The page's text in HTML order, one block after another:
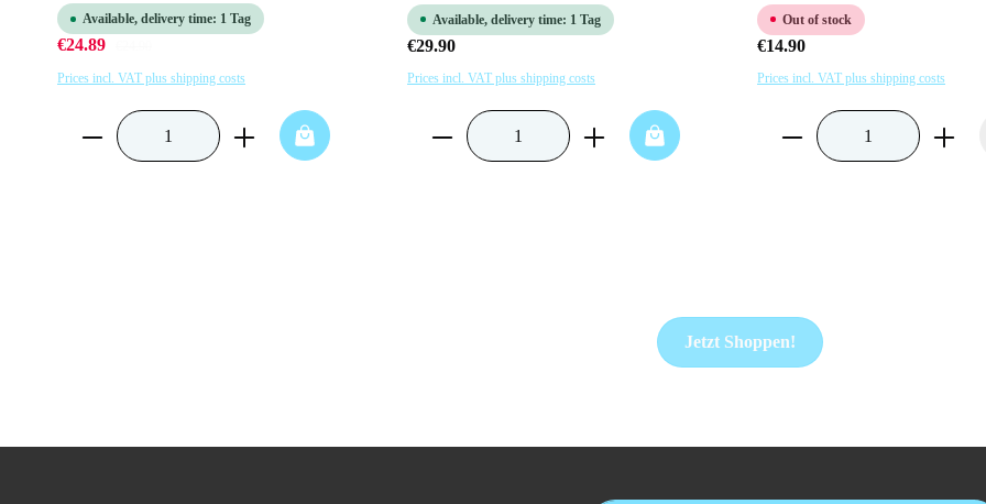
Available, delivery time: 1 Tag
€24.89
Prices incl. VAT plus shipping costs
Product Quantity: Enter the desired amount or use the buttons to increase or decrease
Available, delivery time: 1 Tag
€29.90
Prices incl. VAT plus shipping costs
Product Quantity: Enter the desired amount or use
Out of stock
€14.90
Prices incl. VAT plus shipping costs
Product Quantity:
Jetzt Shoppen!